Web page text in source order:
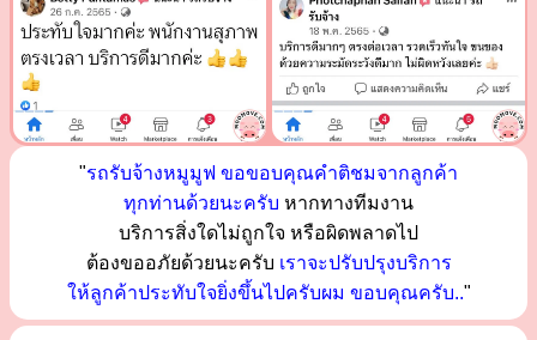
"รถรับจ้างหมูมูฟ ขอขอบคุณคำติชมจากลูกค้า
ทุกท่านด้วยนะครับ หากทางทีมงาน
บริการสิ่งใดไม่ถูกใจ หรือผิดพลาดไป
ต้องขออภัยด้วยนะครับ เราจะปรับปรุงบริการ
ให้ลูกค้าประทับใจยิ่งขึ้นไปครับผม ขอบคุณครับ.."